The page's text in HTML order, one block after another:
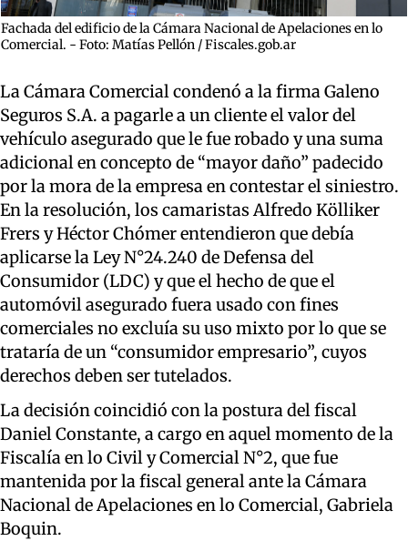
Fachada del edificio de la Cámara Nacional de Apelaciones en lo
Comercial. - Foto: Matías Pellón / Fiscales.gob.ar
La Cámara Comercial condenó a la firma Galeno
Seguros S.A. a pagarle a un cliente el valor del
vehículo asegurado que le fue robado y una suma
adicional en concepto de “mayor daño” padecido
por la mora de la empresa en contestar el siniestro.
En la resolución, los camaristas Alfredo Kölliker
Frers y Héctor Chómer entendieron que debía
aplicarse la Ley N°24.240 de Defensa del
Consumidor (LDC) y que el hecho de que el
automóvil asegurado fuera usado con fines
comerciales no excluía su uso mixto por lo que se
trataría de un “consumidor empresario”, cuyos
derechos deben ser tutelados.
La decisión coincidió con la postura del fiscal
Daniel Constante, a cargo en aquel momento de la
Fiscalía en lo Civil y Comercial N°2, que fue
mantenida por la fiscal general ante la Cámara
Nacional de Apelaciones en lo Comercial, Gabriela
Boquin.